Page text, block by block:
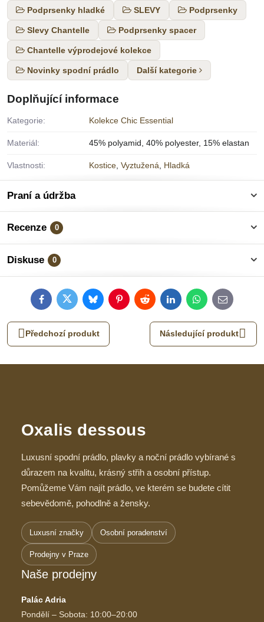
Podprsenky hladké SLEVY Podprsenky
Slevy Chantelle Podprsenky spacer
Chantelle výprodejové kolekce
Novinky spodní prádlo Další kategorie
Doplňující informace
Kategorie: Kolekce Chic Essential
Materiál: 45% polyamid, 40% polyester, 15% elastan
Vlastnosti: Kostice Vyztužená Hladká
Praní a údržba
Recenze 0
Diskuse 0
FacebookTwitterBlueskyPinterestRedditLinkedInWhatsApp
E-
mail
Předchozí produkt Následující produkt
Oxalis dessous
Luxusní spodní prádlo, plavky a noční prádlo vybírané s
důrazem na kvalitu, krásný střih a osobní přístup.
Pomůžeme Vám najít prádlo, ve kterém se budete cítit
sebevědomě, pohodlně a žensky.
Luxusní značky Osobní poradenství
Prodejny v Praze
Naše prodejny
Palác Adria
Pondělí – Sobota: 10:00–20:00